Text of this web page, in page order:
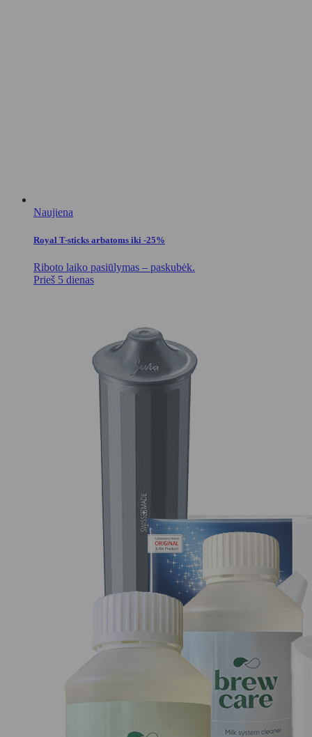
Naujiena
Royal T-sticks arbatoms iki -25%
Riboto laiko pasiūlymas – paskubėk.
Prieš 5 dienas